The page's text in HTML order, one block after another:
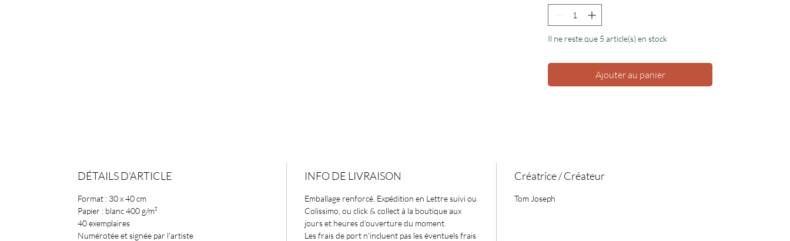
Il ne reste que 5 article(s) en stock
Ajouter au panier
DÉTAILS D'ARTICLE
Format : 30 x 40 cm
Papier : blanc 400 g/m²
40 exemplaires
Numérotée et signée par l'artiste
INFO DE LIVRAISON
Emballage renforcé. Expédition en Lettre suivi ou
Colissimo, ou click & collect à la boutique aux
jours et heures d'ouverture du moment.
Les frais de port n'incluent pas les éventuels frais
Créatrice / Créateur
Tom Joseph